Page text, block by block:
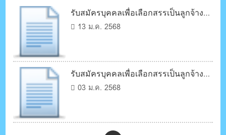
รับสมัครบุคคลเพื่อเลือกสรรเป็นลูกจ้าง
ชั่วคราว
13 ม.ค. 2568
รับสมัครบุคคลเพื่อเลือกสรรเป็นลูกจ้าง
ชั่วคราว
03 ม.ค. 2568